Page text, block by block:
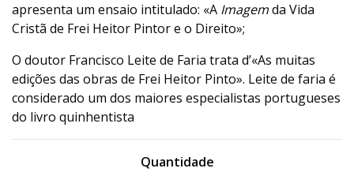
apresenta um ensaio intitulado: «A Imagemda Vida
Cristã de Frei Heitor Pintor e o Direito»;
O doutor Francisco Leite de Faria trata d’«As muitas
edições das obras de Frei Heitor Pinto». Leite de faria é
considerado um dos maiores especialistas portugueses
do livro quinhentista
Quantidade